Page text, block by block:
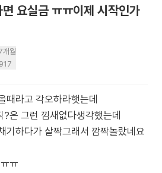
요실금 ㅠㅠ이제 시작인가
개월
917
때라고 각오하라햇는데
은 그런 낌새없다생각했는데
기하다가 살짝그래서 깜짝놀랐네요
ㅠ